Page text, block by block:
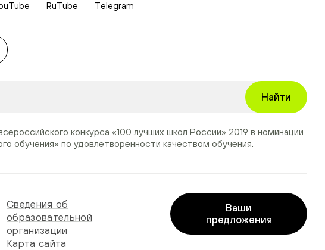
RuTube Telegram
Найти
конкурса «100 лучших школ России» 2019 в номинации
обучения» по удовлетворенности качеством обучения.
Сведения об
образовательной
организации
Карта сайта
Ваши
предложения